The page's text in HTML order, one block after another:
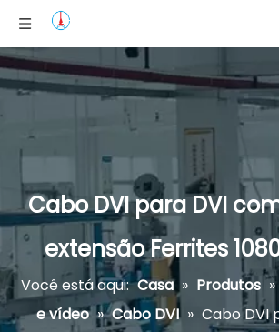
Cabo DVI para DVI
extensão Ferrites
Você está aqui: Casa » Produtos »
e vídeo » Cabo DVI » Cabo DVI